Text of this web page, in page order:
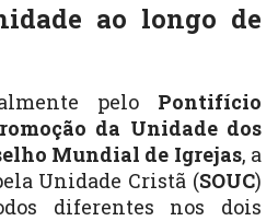
ao longo de
pelo Pontifício
da Unidade dos
Mundial de Igrejas, a
Unidade Cristã (SOUC)
diferentes nos dois